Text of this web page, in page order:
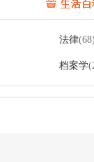
法律
档案学